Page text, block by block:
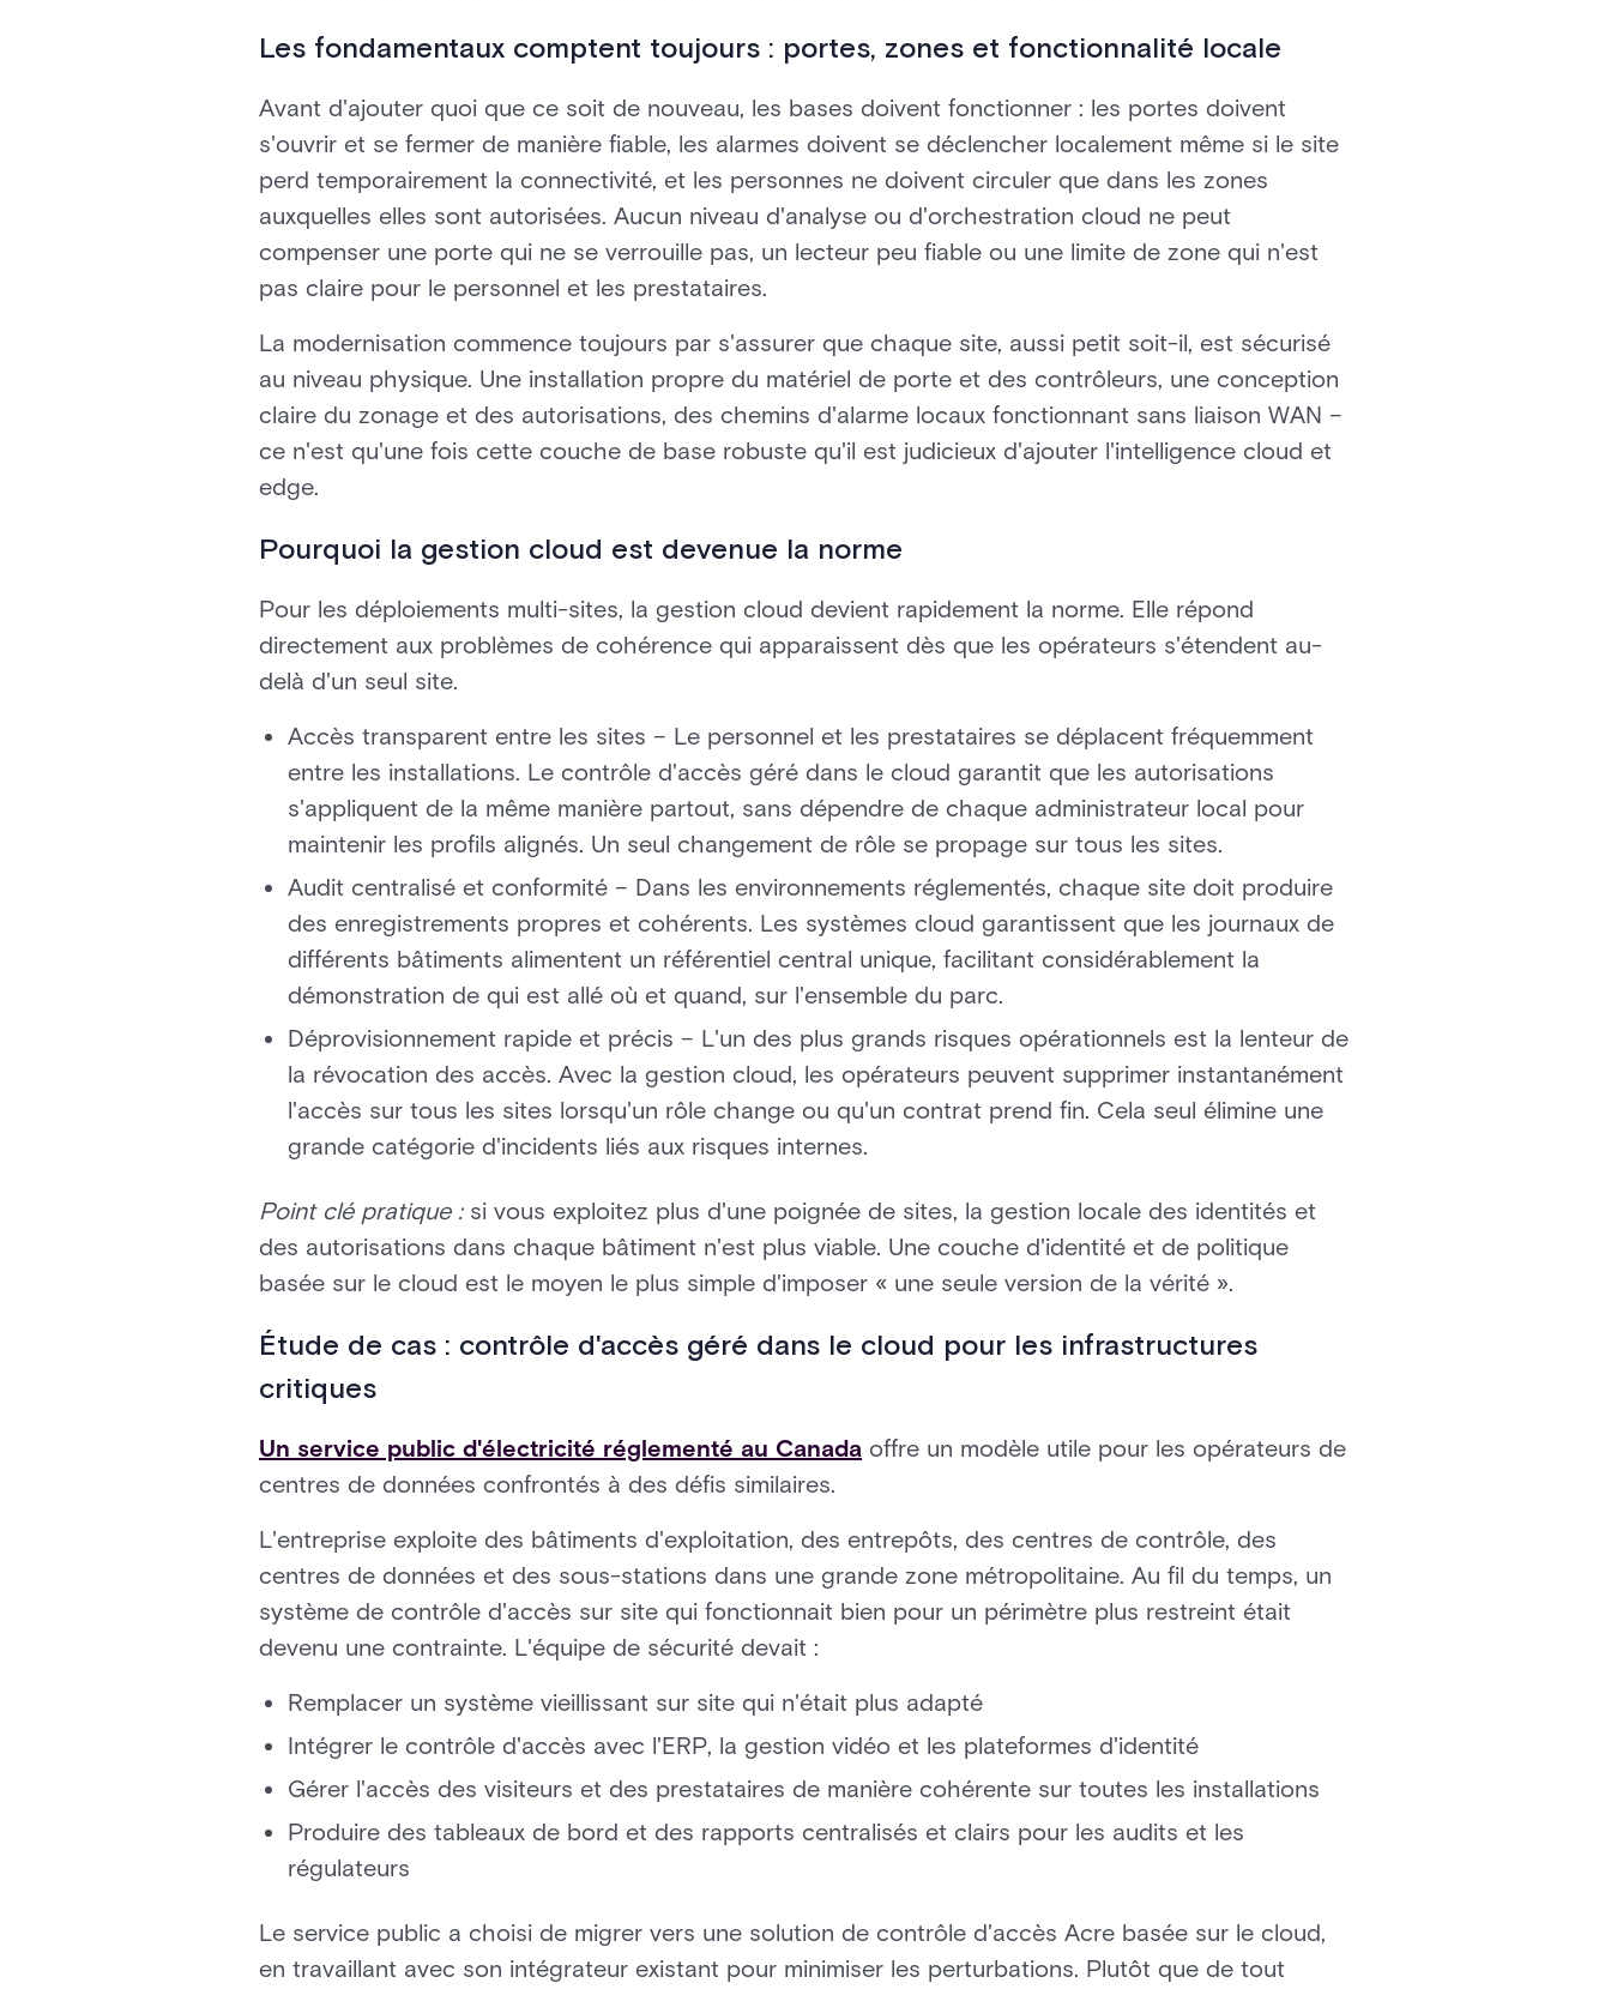
Les fondamentaux comptent toujours : portes, zones et fonctionnalité locale
Avant d'ajouter quoi que ce soit de nouveau, les bases doivent fonctionner : les portes doivent
s'ouvrir et se fermer de manière fiable, les alarmes doivent se déclencher localement même si le site
perd temporairement la connectivité, et les personnes ne doivent circuler que dans les zones
auxquelles elles sont autorisées. Aucun niveau d'analyse ou d'orchestration cloud ne peut
compenser une porte qui ne se verrouille pas, un lecteur peu fiable ou une limite de zone qui n'est
pas claire pour le personnel et les prestataires.
La modernisation commence toujours par s'assurer que chaque site, aussi petit soit-il, est sécurisé
au niveau physique. Une installation propre du matériel de porte et des contrôleurs, une conception
claire du zonage et des autorisations, des chemins d'alarme locaux fonctionnant sans liaison WAN –
ce n'est qu'une fois cette couche de base robuste qu'il est judicieux d'ajouter l'intelligence cloud et
edge.
Pourquoi la gestion cloud est devenue la norme
Pour les déploiements multi-sites, la gestion cloud devient rapidement la norme. Elle répond
directement aux problèmes de cohérence qui apparaissent dès que les opérateurs s'étendent au-
delà d'un seul site.
Accès transparent entre les sites – Le personnel et les prestataires se déplacent fréquemment
entre les installations. Le contrôle d'accès géré dans le cloud garantit que les autorisations
s'appliquent de la même manière partout, sans dépendre de chaque administrateur local pour
maintenir les profils alignés. Un seul changement de rôle se propage sur tous les sites.
Audit centralisé et conformité – Dans les environnements réglementés, chaque site doit produire
des enregistrements propres et cohérents. Les systèmes cloud garantissent que les journaux de
différents bâtiments alimentent un référentiel central unique, facilitant considérablement la
démonstration de qui est allé où et quand, sur l'ensemble du parc.
Déprovisionnement rapide et précis – L'un des plus grands risques opérationnels est la lenteur de
la révocation des accès. Avec la gestion cloud, les opérateurs peuvent supprimer instantanément
l'accès sur tous les sites lorsqu'un rôle change ou qu'un contrat prend fin. Cela seul élimine une
grande catégorie d'incidents liés aux risques internes.
Point clé pratique : si vous exploitez plus d'une poignée de sites, la gestion locale des identités et
des autorisations dans chaque bâtiment n'est plus viable. Une couche d'identité et de politique
basée sur le cloud est le moyen le plus simple d'imposer « une seule version de la vérité ».
Étude de cas : contrôle d'accès géré dans le cloud pour les infrastructures
critiques
Un service public d'électricité réglementé au Canada offre un modèle utile pour les opérateurs de
centres de données confrontés à des défis similaires.
L'entreprise exploite des bâtiments d'exploitation, des entrepôts, des centres de contrôle, des
centres de données et des sous-stations dans une grande zone métropolitaine. Au fil du temps, un
système de contrôle d'accès sur site qui fonctionnait bien pour un périmètre plus restreint était
devenu une contrainte. L'équipe de sécurité devait :
Remplacer un système vieillissant sur site qui n'était plus adapté
Intégrer le contrôle d'accès avec l'ERP, la gestion vidéo et les plateformes d'identité
Gérer l'accès des visiteurs et des prestataires de manière cohérente sur toutes les installations
Produire des tableaux de bord et des rapports centralisés et clairs pour les audits et les
régulateurs
Le service public a choisi de migrer vers une solution de contrôle d'accès Acre basée sur le cloud,
en travaillant avec son intégrateur existant pour minimiser les perturbations. Plutôt que de tout